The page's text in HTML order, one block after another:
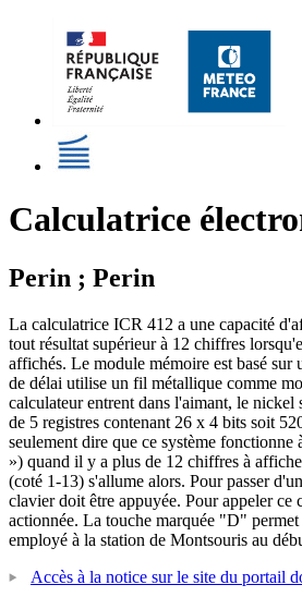
Calculatrice
Perin ; Perin
La calculatrice ICR 412 a une capacité
tout résultat supérieur à 12 chiffres
affichés. Le module mémoire est basé
de délai utilise un fil métallique comme
calculateur entrent dans l'aimant, le
de 5 registres contenant 26 x 4 bits soit
seulement dire que ce système
») quand il y a plus de 12 chiffres à
(coté 1-13) s'allume alors. Pour passer
clavier doit être appuyée. Pour appeler
actionnée. La touche marquée "D"
employé à la station de Montsouris au
Accès à la notice sur le site du portail